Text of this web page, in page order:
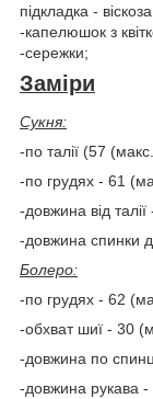
підкладка -
-капелюшок з
-сережки;
Заміри
Сукня:
-по талії (57
-по грудях - 61
-довжина від
-довжина спинки
Болеро:
-по грудях - 62
-обхват шиї - 30
-довжина по
-довжина рукава -